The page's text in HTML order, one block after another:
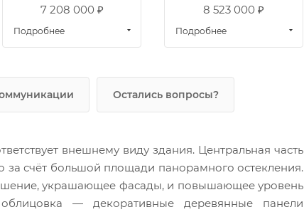
7 208 000 ₽
Подробнее
8 523 000 ₽
Подробнее
Остались вопросы?
внешнему виду здания. Центральная часть
за счёт большой площади панорамного остекления.
украшающее фасады, и повышающее уровень
— декоративные деревянные панели